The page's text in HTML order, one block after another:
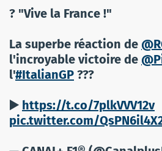
?️ "Vive la France !"
La superbe réaction de
l'incroyable victoire de
l'#ItalianGP ???
▶️ https://t.co/7plkVVV12v
pic.twitter.com/